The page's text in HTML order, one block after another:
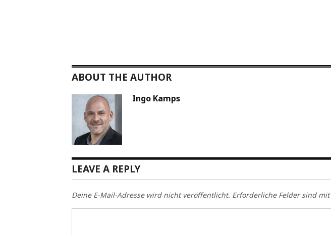
ABOUT THE AUTHOR
Ingo Kamps
LEAVE A REPLY
Deine E-Mail-Adresse wird nicht veröffentlicht. Erforderliche Felder sind mit